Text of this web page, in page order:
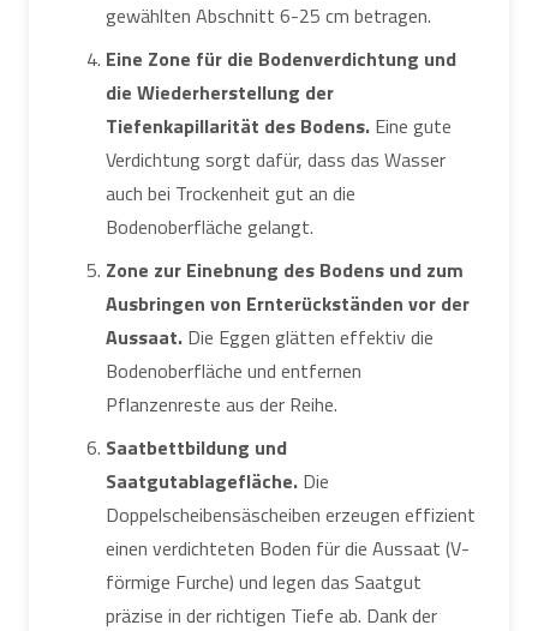
gewählten Abschnitt 6-25 cm betragen.
Eine Zone für die Bodenverdichtung und
die Wiederherstellung der
Tiefenkapillarität des Bodens. Eine gute
Verdichtung sorgt dafür, dass das Wasser
auch bei Trockenheit gut an die
Bodenoberfläche gelangt.
Zone zur Einebnung des Bodens und zum
Ausbringen von Ernterückständen vor der
Aussaat. Die Eggen glätten effektiv die
Bodenoberfläche und entfernen
Pflanzenreste aus der Reihe.
Saatbettbildung und
Saatgutablagefläche. Die
Doppelscheibensäscheiben erzeugen effizient
einen verdichteten Boden für die Aussaat (V-
förmige Furche) und legen das Saatgut
präzise in der richtigen Tiefe ab. Dank der